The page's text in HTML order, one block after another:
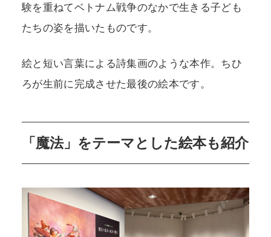
験を重ねてベトナム戦争のなかで生きる子ども
たちの姿を描いたものです。
絵と短い言葉による詩集画のような本作。ちひ
ろが生前に完成させた最後の絵本です。
「魔法」をテーマとした絵本も紹介